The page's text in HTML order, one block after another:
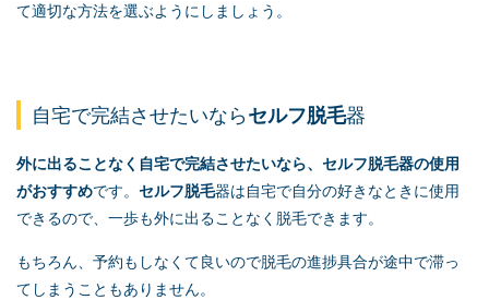
て適切な方法を選ぶようにしましょう。
自宅で完結させたいならセルフ脱毛器
外に出ることなく自宅で完結させたいなら、 セルフ脱毛器の使用
がおすすめです。 セルフ脱毛器は自宅で自分の好きなときに使用
できるので、一歩も外に出ることなく脱毛できます。
もちろん、予約もしなくて良いので脱毛の進捗具合が途中で滞っ
てしまうこともありません。